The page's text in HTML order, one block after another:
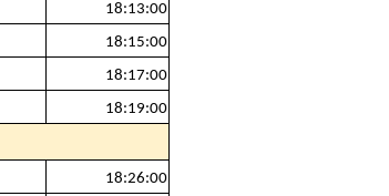
18:13:00
18:15:00
18:17:00
18:19:00
18:26:00